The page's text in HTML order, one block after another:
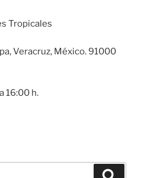
Tropicales
Veracruz, México. 91000
16:00 h.